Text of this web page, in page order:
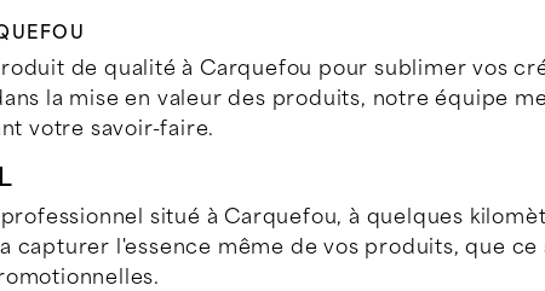
de qualité à Carquefou pour sublimer vos
la mise en valeur des produits, notre équipe
votre savoir-faire.
situé à Carquefou, à quelques
capturer l'essence même de vos produits, que